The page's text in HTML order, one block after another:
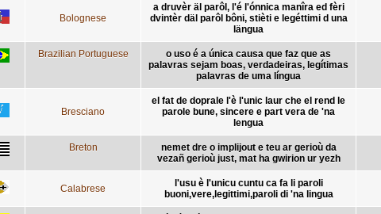
Bolognese
a druvèr äl parôl, l'é l'ónnica manîra ed fèri
dvintèr däl parôl bôni, stièti e legéttimi d una
längua
Brazilian Portuguese
o uso é a única causa que faz que as
palavras sejam boas, verdadeiras, legítimas
palavras de uma língua
Bresciano
el fat de doprale l'è l'unic laur che el rend le
parole bune, sincere e part vera de 'na
lengua
Breton
nemet dre o implijout e teu ar gerioù da
vezañ gerioù just, mat ha gwirion ur yezh
Calabrese
l'usu è l'unicu cuntu ca fa li paroli
buoni,vere,legittimi,paroli di 'na lingua